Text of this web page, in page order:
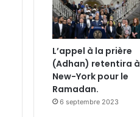
L’appel à la prière
(Adhan) retentira à
New-York pour le
Ramadan.
6 septembre 2023